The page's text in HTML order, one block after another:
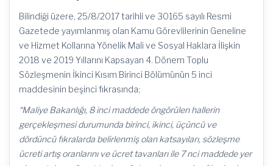
Bilindiği üzere, 25/8/2017 tarihli ve 30165 sayılı Resmi
Gazetede yayımlanmış olan Kamu Görevlilerinin Geneline
ve Hizmet Kollarına Yönelik Mali ve Sosyal Haklara İlişkin
2018 ve 2019 Yıllarını Kapsayan 4. Dönem Toplu
Sözleşmenin İkinci Kısım Birinci Bölümünün 5 inci
maddesinin beşinci fıkrasında;
“Maliye Bakanlığı, 8 inci maddede öngörülen hallerin
gerçekleşmesi durumunda birinci, ikinci, üçüncü ve
dördüncü fıkralarda belirlenmiş olan katsayıları, sözleşme
ücreti artış oranlarını ve ücret tavanları ile 7 nci maddede yer